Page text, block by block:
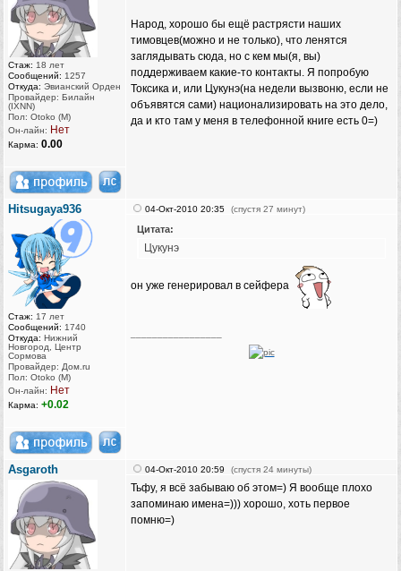
Стаж: 18 лет
Сообщений: 1257
Откуда: Эвианский Орден
Провайдер: Билайн
(IXNN)
Пол: Otoko (M)
Он-лайн: Нет
Карма: 0.00
Народ, хорошо бы ещё растрясти наших
тимовцев(можно и не только), что ленятся
заглядывать сюда, но с кем мы(я, вы)
поддерживаем какие-то контакты. Я попробую
Токсика и, или Цукунэ(на недели вызвоню, если не
объявятся сами) национализировать на это дело,
да и кто там у меня в телефонной книге есть 0=)
Hitsugaya936
Стаж: 17 лет
Сообщений: 1740
Откуда: Нижний
Новгород, Центр
Сормова
Провайдер: Дом.ru
Пол: Otoko (M)
Он-лайн: Нет
Карма: +0.02
04-Окт-2010 20:35 (спустя 27 минут)
Цитата:
Цукунэ
он уже генерировал в сейфера
Asgaroth 04-Окт-2010 20:59 (спустя 24 минуты)
Тьфу, я всё забываю об этом=) Я вообще плохо
запоминаю имена=))) хорошо, хоть первое
помню=)